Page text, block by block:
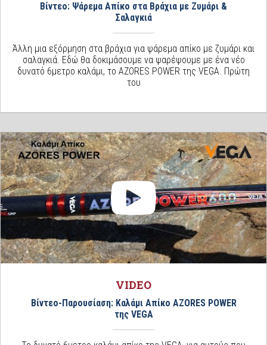
Βίντεο: Ψάρεμα Απίκο στα Βράχια με Ζυμάρι &
Σαλαγκιά
Άλλη μια εξόρμηση στα βράχια για ψάρεμα απίκο με ζυμάρι και
σαλαγκιά. Εδώ θα δοκιμάσουμε να ψαρέψουμε με ένα νέο
δυνατό 6μετρο καλάμι, το AZORES POWER της VEGA. Πρώτη
του
VIDEO
Βίντεο-Παρουσίαση: Καλάμι Απίκο AZORES POWER
της VEGA